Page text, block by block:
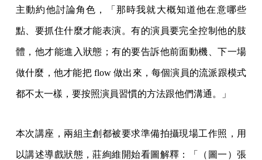
主動約他討論角色，「那時我就大概知道他在意哪些
點、要抓住什麼才能表演。有的演員要完全控制他的肢
體，他才能進入狀態；有的要告訴他前面動機、下一場
做什麼，他才能把 flow 做出來，每個演員的流派跟模式
都不太一樣，要按照演員習慣的方法跟他們溝通。」
本次講座，兩組主創都被要求準備拍攝現場工作照，用
以講述導戲狀態，莊絢維開始看圖解釋：「（圖一）張